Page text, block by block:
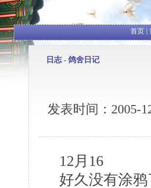
首页
日志 - 鸽舍日记
发表时间：2005-
12月
好久没有涂鸦